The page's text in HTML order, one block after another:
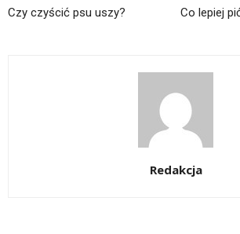
Czy czyścić psu uszy? Co lepiej
Redakcja